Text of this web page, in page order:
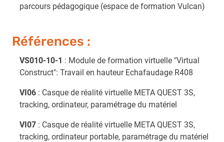
parcours pédagogique (espace de formation Vulcan)
Références :
VS010-10-1 : Module de formation virtuelle "Virtual
Construct": Travail en hauteur Echafaudage R408
VI06 : Casque de réalité virtuelle META QUEST 3S,
tracking, ordinateur, paramétrage du matériel
VI07 : Casque de réalité virtuelle META QUEST 3S,
tracking, ordinateur portable, paramétrage du matériel